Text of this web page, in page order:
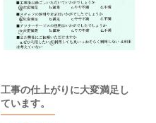
工事の仕上がりに大変満足し
ています。